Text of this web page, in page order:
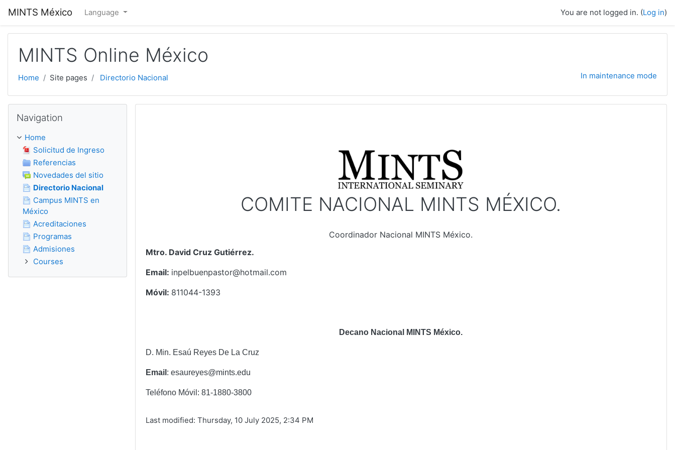
MINTS México Language You are not logged in. (Log in)
MINTS Online México
Home Site pages Directorio Nacional In maintenance mode
COMITE NACIONAL MINTS MÉXICO.
Coordinador Nacional MINTS México.
Mtro. David Cruz Gutiérrez.
Email: inpelbuenpastor@hotmail.com
Móvil: 811044-1393
Decano Nacional MINTS México.
D. Min. Esaú Reyes De La Cruz
Email : esaureyes@mints.edu
Teléfono Móvil: 81-1880-3800
Last modified: Thursday, 10 July 2025, 2:34 PM
Navigation
Home
Solicitud de Ingreso
Referencias
Novedades del sitio
Directorio Nacional
Campus MINTS en
México
Acreditaciones
Programas
Admisiones
Courses